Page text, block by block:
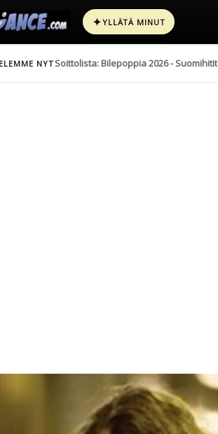
✦YLLÄTÄ MINUT
NYTSoittolista: Bilepoppia 2026 - Suomihitit